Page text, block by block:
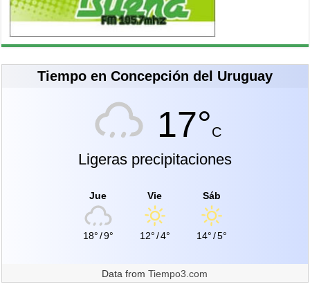
Tiempo en Concepción del Uruguay
17°C
Ligeras precipitaciones
Jue
18°/9°
Vie
12°/4°
Sáb
14°/5°
Data fromTiempo3.com